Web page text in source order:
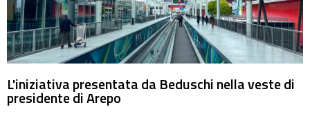
L'iniziativa presentata da Beduschi nella veste di
presidente di Arepo